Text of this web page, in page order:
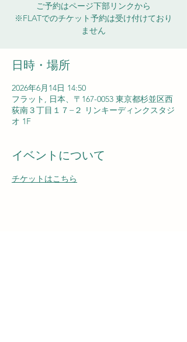
ご予約はページ下部リンクから
※FLATでのチケット予約は受け付けており
ません
日時・場所
2026年6月14日 14:50
フラット, 日本、〒167-0053 東京都杉並区西
荻南３丁目１７−２ リンキーディンクスタジ
オ 1F
イベントについて
チケットはこちら